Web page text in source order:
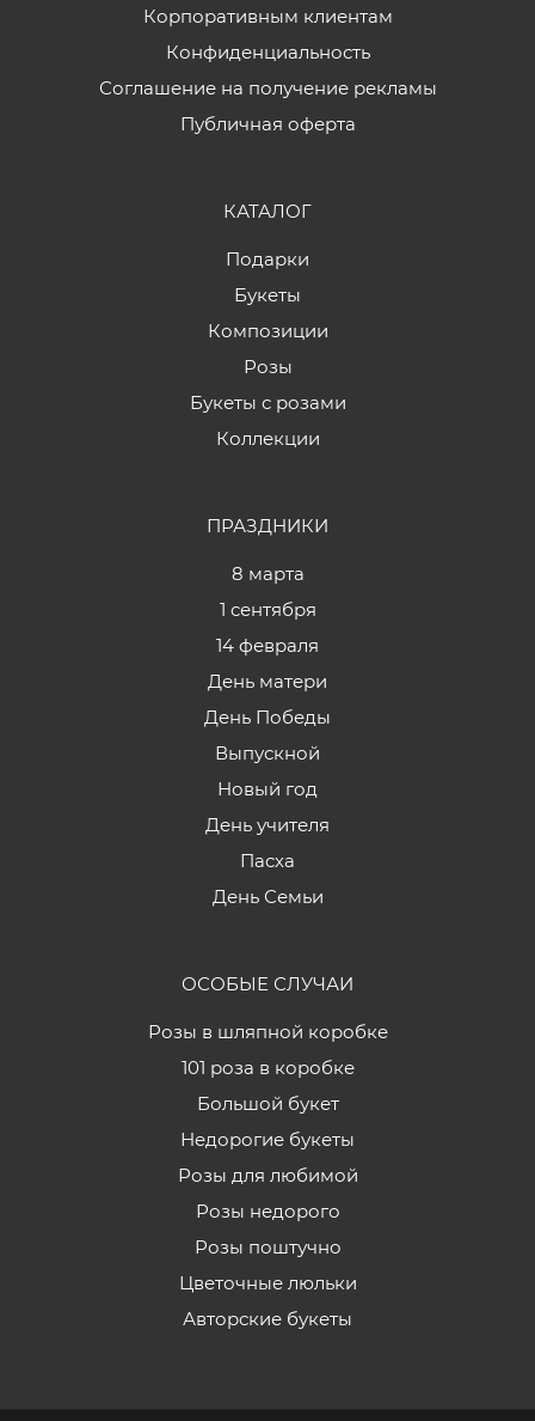
Корпоративным клиентам
Конфиденциальность
Соглашение на получение рекламы
Публичная оферта
КАТАЛОГ
Подарки
Букеты
Композиции
Розы
Букеты с розами
Коллекции
ПРАЗДНИКИ
8 марта
1 сентября
14 февраля
День матери
День Победы
Выпускной
Новый год
День учителя
Пасха
День Семьи
ОСОБЫЕ СЛУЧАИ
Розы в шляпной коробке
101 роза в коробке
Большой букет
Недорогие букеты
Розы для любимой
Розы недорого
Розы поштучно
Цветочные люльки
Авторские букеты